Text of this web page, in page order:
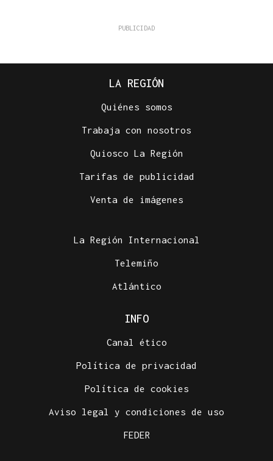
LA REGIÓN
Quiénes somos
Trabaja con nosotros
Quiosco La Región
Tarifas de publicidad
Venta de imágenes
La Región Internacional
Telemiño
Atlántico
INFO
Canal ético
Política de privacidad
Política de cookies
Aviso legal y condiciones de uso
FEDER